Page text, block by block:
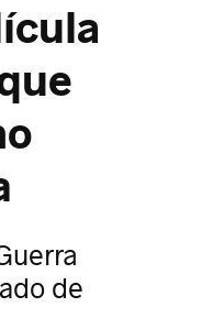
de